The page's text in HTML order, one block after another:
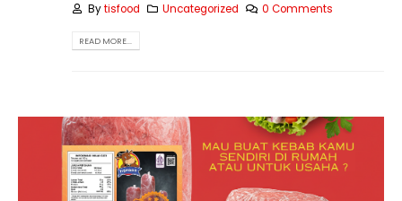
Bytisfood Uncategorized 0 Comments
READ MORE...